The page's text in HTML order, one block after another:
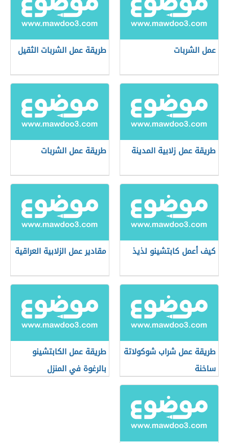
عمل الشربات طريقة عمل الشربات الثقيل
طريقة عمل زلابية المدينة طريقة عمل الشربات
كيف أعمل كابتشينو لذيذ مقادير عمل الزلابية العراقية
طريقة عمل شراب شوكولاتة
ساخنة
طريقة عمل الكابتشينو
بالرغوة في المنزل